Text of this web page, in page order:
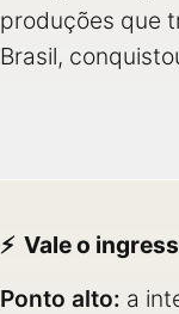
produções que
Brasil,
Vale o
Ponto alto: a